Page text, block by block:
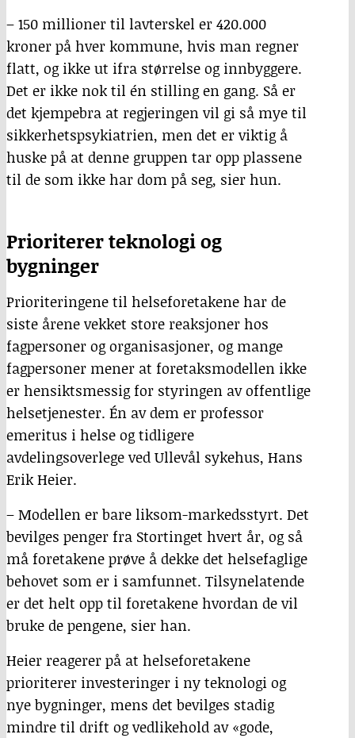
– 150 millioner til lavterskel er 420.000
kroner på hver kommune, hvis man regner
flatt, og ikke ut ifra størrelse og innbyggere.
Det er ikke nok til én stilling en gang. Så er
det kjempebra at regjeringen vil gi så mye til
sikkerhetspsykiatrien, men det er viktig å
huske på at denne gruppen tar opp plassene
til de som ikke har dom på seg, sier hun.
Prioriterer teknologi og
bygninger
Prioriteringene til helseforetakene har de
siste årene vekket store reaksjoner hos
fagpersoner og organisasjoner, og mange
fagpersoner mener at foretaksmodellen ikke
er hensiktsmessig for styringen av offentlige
helsetjenester. Én av dem er professor
emeritus i helse og tidligere
avdelingsoverlege ved Ullevål sykehus, Hans
Erik Heier.
– Modellen er bare liksom-markedsstyrt. Det
bevilges penger fra Stortinget hvert år, og så
må foretakene prøve å dekke det helsefaglige
behovet som er i samfunnet. Tilsynelatende
er det helt opp til foretakene hvordan de vil
bruke de pengene, sier han.
Heier reagerer på at helseforetakene
prioriterer investeringer i ny teknologi og
nye bygninger, mens det bevilges stadig
mindre til drift og vedlikehold av «gode,